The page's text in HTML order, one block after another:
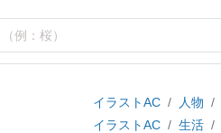
イラストAC 人物
イラストAC
生活